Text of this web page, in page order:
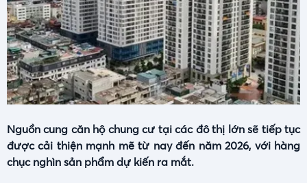
Nguồn cung căn hộ chung cư tại các đô thị lớn sẽ tiếp tục
được cải thiện mạnh mẽ từ nay đến năm 2026, với hàng
chục nghìn sản phẩm dự kiến ra mắt.